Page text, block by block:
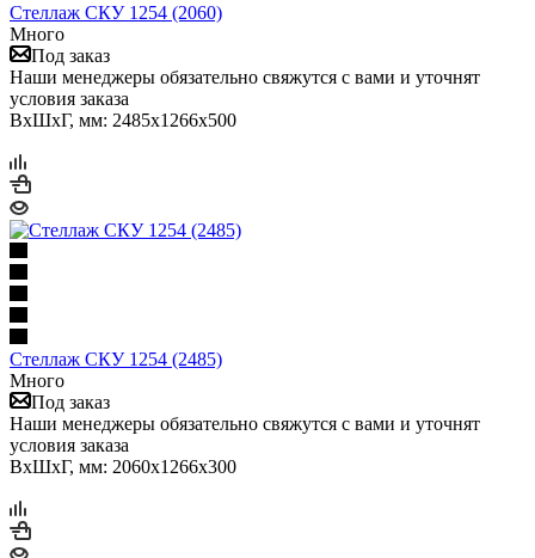
Стеллаж СКУ 1254 (2060)
Много
Под заказ
Наши менеджеры обязательно свяжутся с вами и уточнят
условия заказа
ВхШхГ, мм: 2485x1266x500
Стеллаж СКУ 1254 (2485)
Много
Под заказ
Наши менеджеры обязательно свяжутся с вами и уточнят
условия заказа
ВхШхГ, мм: 2060x1266x300